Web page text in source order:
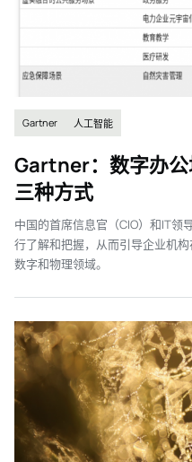
Gartner 人工智能
Gartner：数字办
三种方式
中国的首席信息官（CIO）和IT领
行了解和把握，从而引导企业机
数字和物理领域。